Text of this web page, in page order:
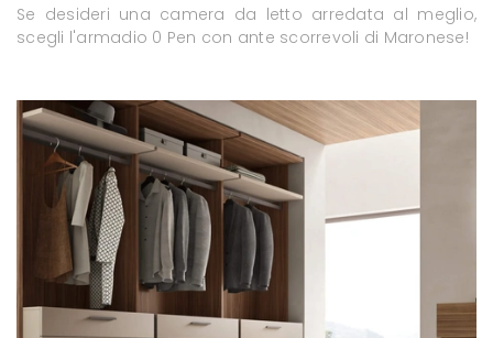
Se desideri una camera da letto arredata al meglio,
scegli l'armadio 0 Pen con ante scorrevoli di Maronese!